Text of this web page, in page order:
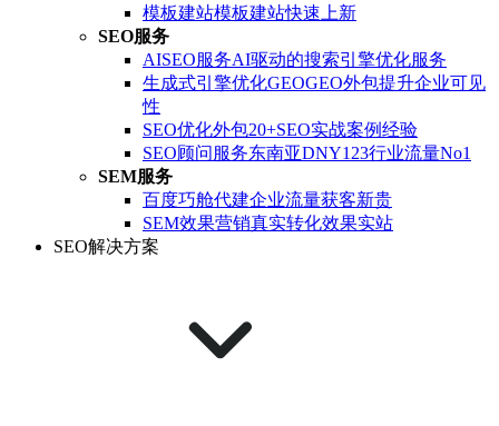
模板建站模板建站快速上新
SEO服务
AISEO服务AI驱动的搜索引擎优化服务
生成式引擎优化GEOGEO外包提升企业可见
性
SEO优化外包20+SEO实战案例经验
SEO顾问服务东南亚DNY123行业流量No1
SEM服务
百度巧舱代建企业流量获客新贵
SEM效果营销真实转化效果实站
SEO解决方案